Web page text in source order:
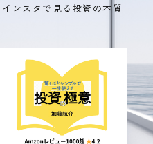
インスタで見る投資の本質